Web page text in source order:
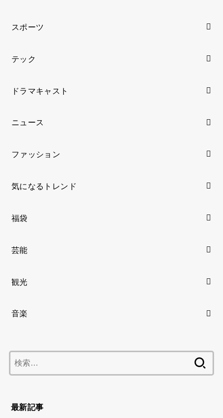
スポーツ
テック
ドラマキャスト
ニュース
ファッション
気になるトレンド
福袋
芸能
観光
音楽
索:
最新記事